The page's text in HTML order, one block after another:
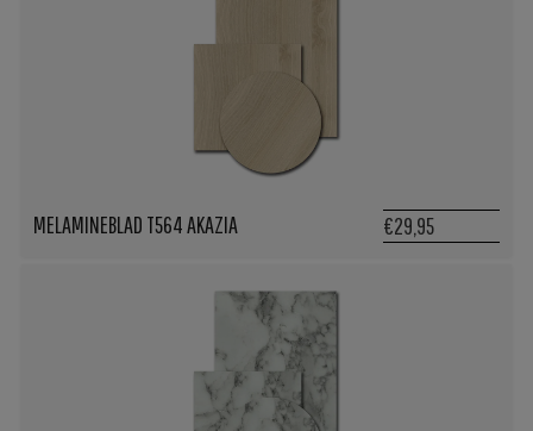
MELAMINEBLAD T564 AKAZIA €29,95